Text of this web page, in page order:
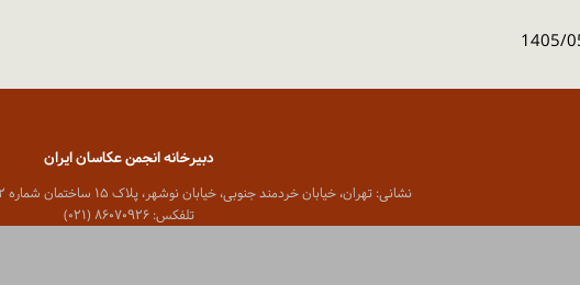
دبیرخانه انجمن عکاسان ایران
نشانی: تهران، خیابان خردمند جنوبی، خیابان نوشهر، پلاک ۱۵ ساختمان شماره ۲ خانه هنرمندان ایران، واحد ۸
تلفکس: ۸۶۰۷۰۹۲۶ (۰۲۱)